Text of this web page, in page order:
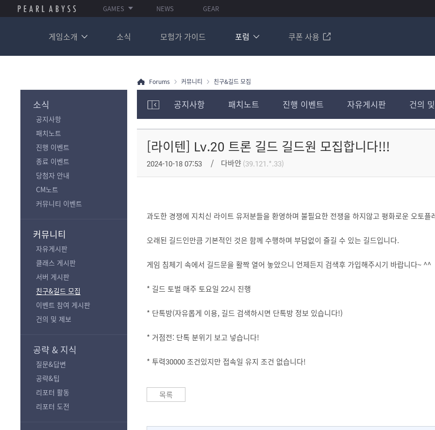
GAMES NEWS GEAR
게임소개 소식 모험가 가이드 포럼 쿠폰 사용
소식
공지사항
패치노트
진행 이벤트
종료 이벤트
당첨자 안내
CM노트
커뮤니티 이벤트
커뮤니티
자유게시판
클래스 게시판
서버 게시판
친구&길드 모집
이벤트 참여 게시판
건의 및 제보
공략 & 지식
질문&답변
공략&팁
리포터 활동
리포터 도전
모
험
가
럼
테
고
보
공지사항 패치노트 진행 이벤트 자유게시판 건의
Forums 커뮤니티 친구&길드 모집
[라이텐] Lv.20 트론 길드 길드원 모집합니다!!!
2024-10-18 07:53 다바얀(39.121.*.33)
과도한 경쟁에 지치신 라이트 유저분들을 환영하며 불필요한 전쟁을 하지않고 평화로운 오토플
오래된 길드인만큼 기본적인 것은 함께 수행하며 부담없이 즐길 수 있는 길드입니다.
게임 침체기 속에서 길드문을 활짝 열어 놓았으니 언제든지 검색후 가입해주시기 바랍니다~ ^^
* 길드 토벌 매주 토요일 22시 진행
* 단톡방(자유롭게 이용, 길드 검색하시면 단톡방 정보 있습니다!)
* 거점전: 단톡 분위기 보고 넣습니다!
* 투력30000 조건있지만 접속일 유지 조건 없습니다!
목록